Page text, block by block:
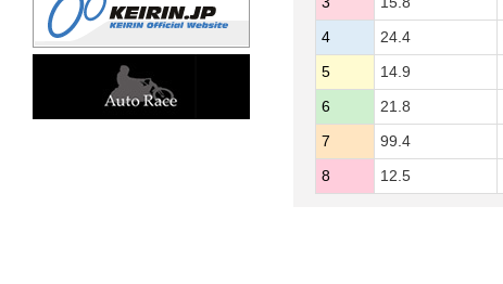
4
24.4
5
14.9
6
21.8
7
99.4
8
12.5